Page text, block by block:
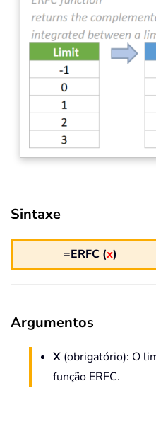
Sintaxe
=ERFC (x)
Argumentos
X (obrigatório): O
função ERFC.